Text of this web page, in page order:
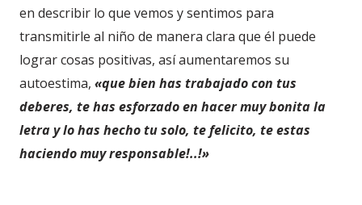
en describir lo que vemos y sentimos para
transmitirle al niño de manera clara que él puede
lograr cosas positivas, así aumentaremos su
autoestima, «que bien has trabajado con tus
deberes, te has esforzado en hacer muy bonita la
letra y lo has hecho tu solo, te felicito, te estas
haciendo muy responsable!..!»